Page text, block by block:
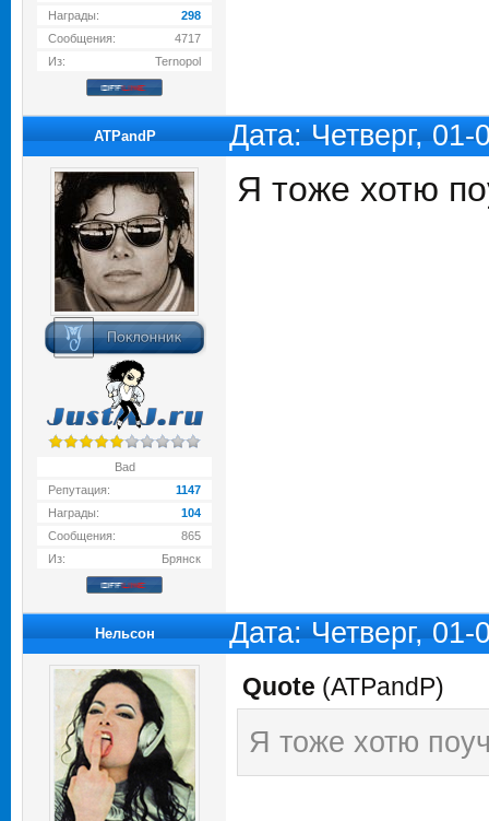
Награды:
298
Сообщения:
4717
Из:
Ternopol
ATPandP Дата: Четверг,
Bad
Репутация:
1147
Награды:
104
Сообщения:
865
Из:
Брянск
Я тоже хотю
Нельсон Дата: Четверг,
Quote (ATPandP)
Я тоже хотю